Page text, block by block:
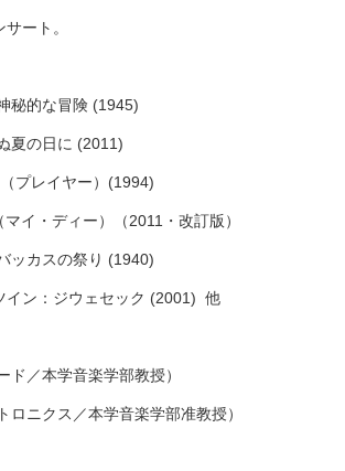
ート。
秘的な冒険 (1945)
夏の日に (2011)
プレイヤー）(1994)
イ・ディー）（2011・改訂版）
ッカスの祭り (1940)
イン：ジウェセック (2001) 他
／本学音楽学部教授）
ロニクス／本学音楽学部准教授）